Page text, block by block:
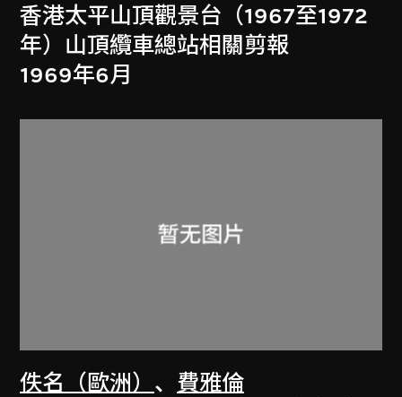
香港太平山頂觀景台（1967至1972
年）山頂纜車總站相關剪報
1969年6月
佚名（歐洲） 、 費雅倫